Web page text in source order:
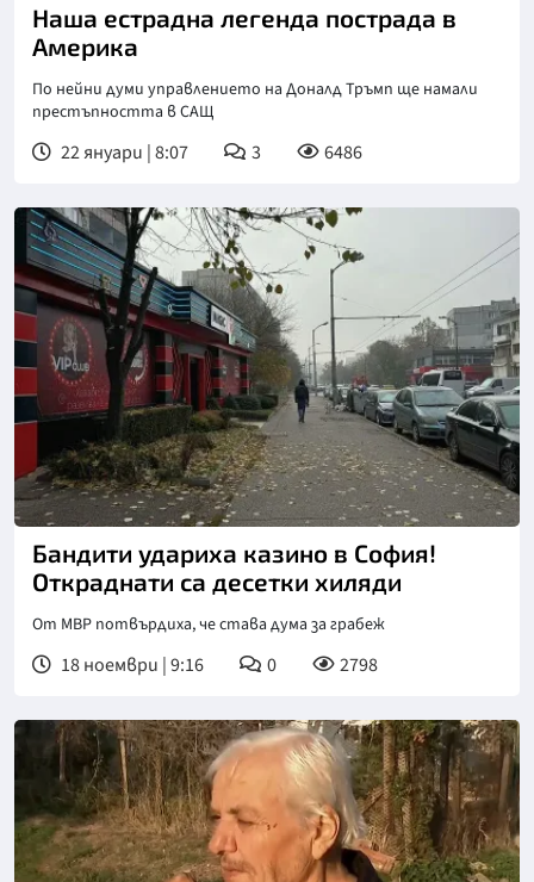
Наша естрадна легенда пострада в
Америка
По нейни думи управлението на Доналд Тръмп ще намали
престъпността в САЩ
22 януари | 8:07 3 6486
Снимка: бТВ
Бандити удариха казино в София!
Откраднати са десетки хиляди
От МВР потвърдиха, че става дума за грабеж
18 ноември | 9:16 0 2798